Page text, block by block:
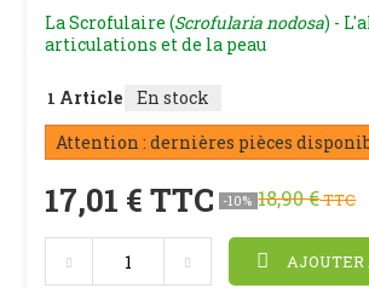
La Scrofulaire (Scrofularia nodosa) -
articulations et de la peau
1 Article
En stock
Attention : dernières pièces
17,01 € TTC -10% 18,90 €TTC